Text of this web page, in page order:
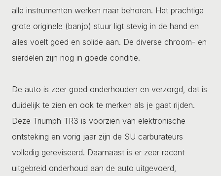
alle instrumenten werken naar behoren. Het prachtige
grote originele (banjo) stuur ligt stevig in de hand en
alles voelt goed en solide aan. De diverse chroom- en
sierdelen zijn nog in goede conditie.
De auto is zeer goed onderhouden en verzorgd, dat is
duidelijk te zien en ook te merken als je gaat rijden.
Deze Triumph TR3 is voorzien van elektronische
ontsteking en vorig jaar zijn de SU carburateurs
volledig gereviseerd. Daarnaast is er zeer recent
uitgebreid onderhoud aan de auto uitgevoerd,